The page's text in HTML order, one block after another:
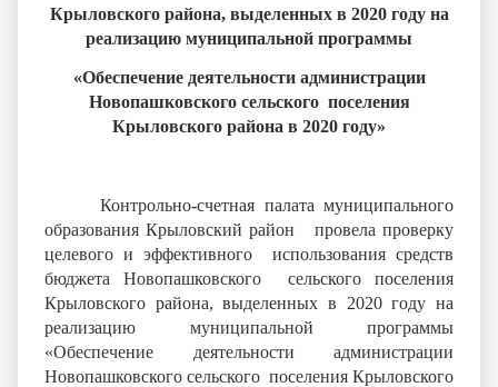
Крыловского района, выделенных в 2020 году на
реализацию муниципальной программы
«Обеспечение деятельности администрации
Новопашковского сельского поселения
Крыловского района в 2020 году»
Контрольно-счетная палата муниципального
образования Крыловский район провела проверку
целевого и эффективного использования средств
бюджета Новопашковского сельского поселения
Крыловского района, выделенных в 2020 году на
реализацию муниципальной программы
«Обеспечение деятельности администрации
Новопашковского сельского поселения Крыловского